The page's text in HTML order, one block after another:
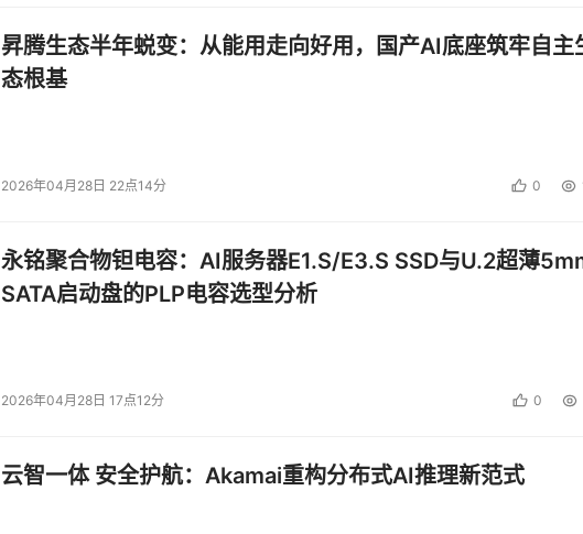
昇腾生态半年蜕变：从能用走向好用，国产AI底座筑牢自主
态根基
2026年04月28日 22点14分 0
永铭聚合物钽电容：AI服务器E1.S/E3.S SSD与U.2超薄
SATA启动盘的PLP电容选型分析
2026年04月28日 17点12分 0
云智一体 安全护航：Akamai重构分布式AI推理新范式